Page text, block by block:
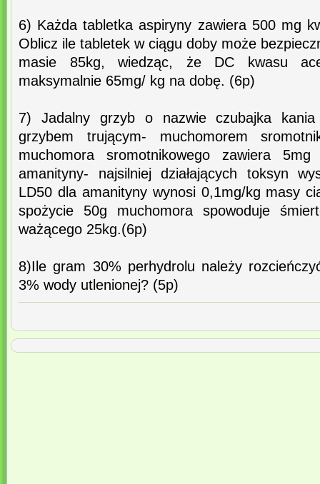
6) Każda tabletka aspiryny zawiera 500 mg
Oblicz ile tabletek w ciągu doby może
masie 85kg, wiedząc, że DC kwasu
maksymalnie 65mg/ kg na dobę. (6p)
7) Jadalny grzyb o nazwie czubajka
grzybem trującym- muchomorem
muchomora sromotnikowego zawiera
amanityny- najsilniej działających toksyn
LD50 dla amanityny wynosi 0,1mg/kg masy
spożycie 50g muchomora spowoduje
ważącego 25kg.(6p)
8)Ile gram 30% perhydrolu należy
3% wody utlenionej? (5p)